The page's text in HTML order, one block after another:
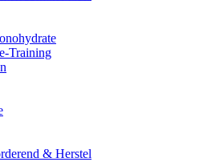
Training
& Herstel